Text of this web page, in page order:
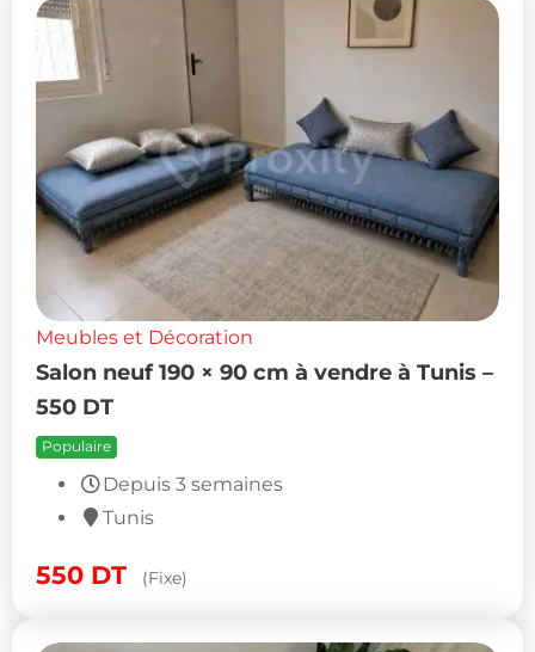
Meubles et Décoration
Salon neuf 190 × 90 cm à vendre à Tunis –
550 DT
Populaire
Depuis 3 semaines
Tunis
550 DT (Fixe)